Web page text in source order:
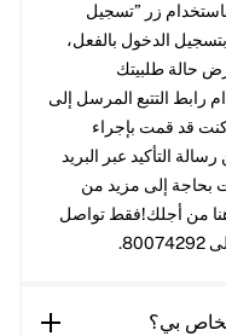
باستخدام زر ”تسجيل
الدخول بالفعل،
حالة طلبيتك
رابط التتبع المرسل إلى
كنت قد قمت بإجراء
التأكيد عبر البريد
بحاجة إلى مزيد من
هنا من أجلك!فقط تواصل
بي؟